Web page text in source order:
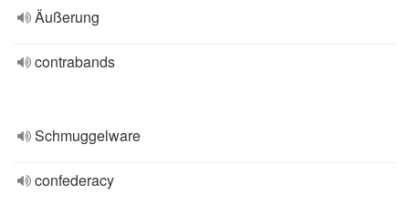
Äußerung
contrabands
Schmuggelware
confederacy